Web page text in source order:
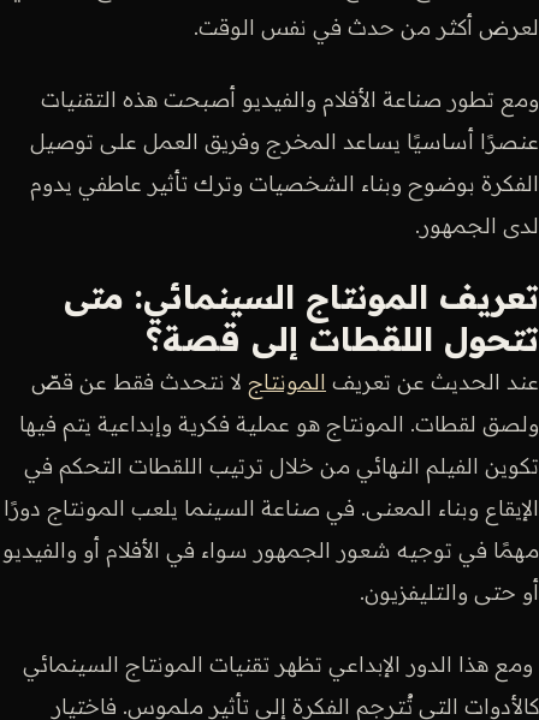
لعرض أكثر من حدث في نفس الوقت.
ومع تطور صناعة الأفلام والفيديو أصبحت هذه التقنيات
عنصرًا أساسيًا يساعد المخرج وفريق العمل على توصيل
الفكرة بوضوح وبناء الشخصيات وترك تأثير عاطفي يدوم
لدى الجمهور.
تعريف المونتاج السينمائي: متى
تتحول اللقطات إلى قصة؟
عند الحديث عن تعريف المونتاج لا نتحدث فقط عن قصّ
ولصق لقطات. المونتاج هو عملية فكرية وإبداعية يتم فيها
تكوين الفيلم النهائي من خلال ترتيب اللقطات التحكم في
الإيقاع وبناء المعنى. في صناعة السينما يلعب المونتاج دورًا
مهمًا في توجيه شعور الجمهور سواء في الأفلام أو والفيديو
أو حتى والتليفزيون.
ومع هذا الدور الإبداعي تظهر تقنيات المونتاج السينمائي
كالأدوات التي تُترجم الفكرة إلى تأثير ملموس. فاختيار